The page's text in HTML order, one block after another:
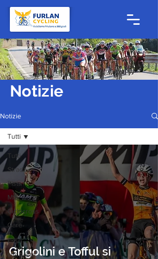
Notizie
Notizie
Tutti
Strada
Pista
Mtb
Ciclocross
Gare
in
Friuli
Interviste
Tutti
Grigolini e Tofful si